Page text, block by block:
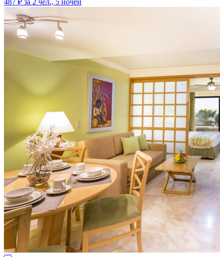
487 ₽ за 2 чел., 5 ночей